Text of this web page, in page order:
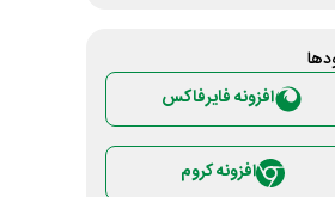
افزونه فایرفاکس
افزونه کروم